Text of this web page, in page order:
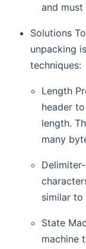
and
Solutions
unpacking
techniques:
Length
header
length.
many
similar to
State
machine